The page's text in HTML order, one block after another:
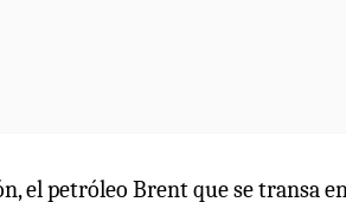
el petróleo Brent que se transa